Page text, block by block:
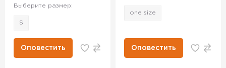
Выберите размер:
S
Оповестить
one size
Оповестить